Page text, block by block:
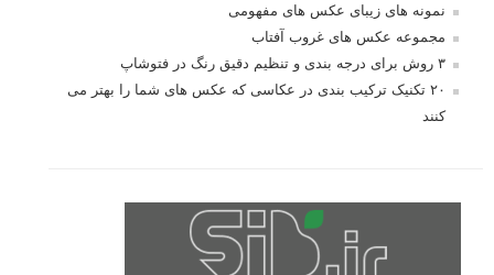
نمونه های زیبای عکس های مفهومی
مجموعه عکس های غروب آفتاب
۳ روش برای درجه بندی و تنظیم دقیق رنگ در فتوشاپ
۲۰ تکنیک ترکیب بندی در عکاسی که عکس های شما را بهتر می
کنند